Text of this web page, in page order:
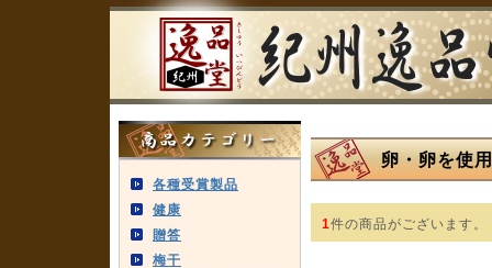
各種受賞製品
健康
贈答
梅干
卵・卵を使
1件の商品がございます。